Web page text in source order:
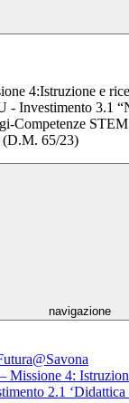
4:Istruzione e
- Investimento 3.1
Competenze
(D.M. 65/23)
navigazione
Missione 4:
2.1